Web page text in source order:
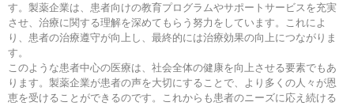
す。製薬企業は、患者向けの教育プログラムやサポートサービスを充実
させ、治療に関する理解を深めてもらう努力をしています。これによ
り、患者の治療遵守が向上し、最終的には治療効果の向上につながりま
す。
このような患者中心の医療は、社会全体の健康を向上させる要素でもあ
ります。製薬企業が患者の声を大切にすることで、より多くの人々が恩
恵を受けることができるのです。これからも患者のニーズに応え続ける